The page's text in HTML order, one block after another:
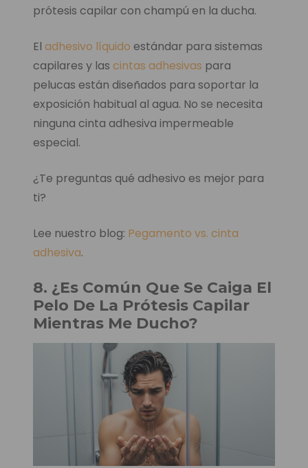
prótesis capilar con champú en la ducha.
El adhesivo líquido estándar para sistemas
capilares y las cintas adhesivas para
pelucas están diseñados para soportar la
exposición habitual al agua. No se necesita
ninguna cinta adhesiva impermeable
especial.
¿Te preguntas qué adhesivo es mejor para
ti?
Lee nuestro blog: Pegamento vs. cinta
adhesiva.
8. ¿Es Común Que Se Caiga El
Pelo De La Prótesis Capilar
Mientras Me Ducho?